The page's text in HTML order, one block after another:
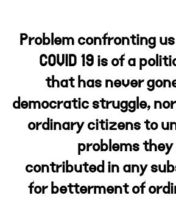
Problem confronting
COVID 19 is of a
that has never
democratic struggle,
ordinary citizens to
problems
contributed in any
for betterment of